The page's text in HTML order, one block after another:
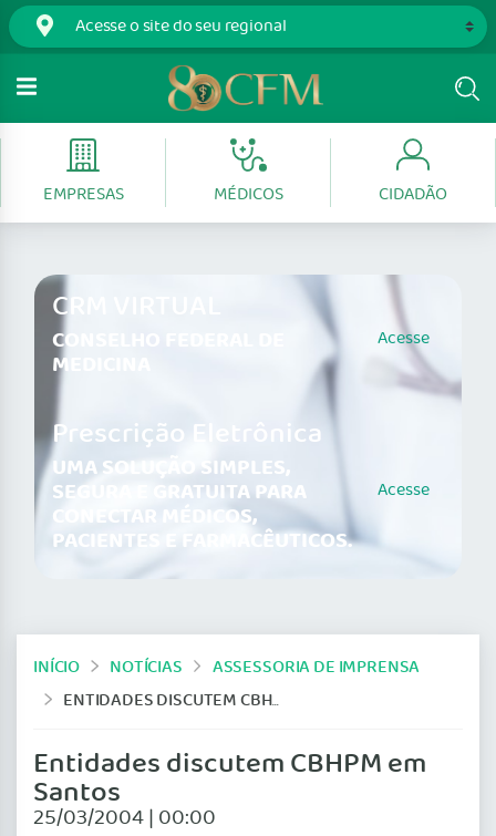
EMPRESAS MÉDICOS CIDADÃO
CRM VIRTUAL
CONSELHO FEDERAL DE
MEDICINA
Acesse
Prescrição Eletrônica
UMA SOLUÇÃO SIMPLES,
SEGURA E GRATUITA PARA
CONECTAR MÉDICOS,
PACIENTES E FARMACÊUTICOS.
Acesse
INÍCIO NOTÍCIAS
ASSESSORIA DE IMPRENSA
ENTIDADES DISCUTEM CBHPM EM SANTOS
Entidades discutem CBHPM em
Santos
25/03/2004 | 00:00